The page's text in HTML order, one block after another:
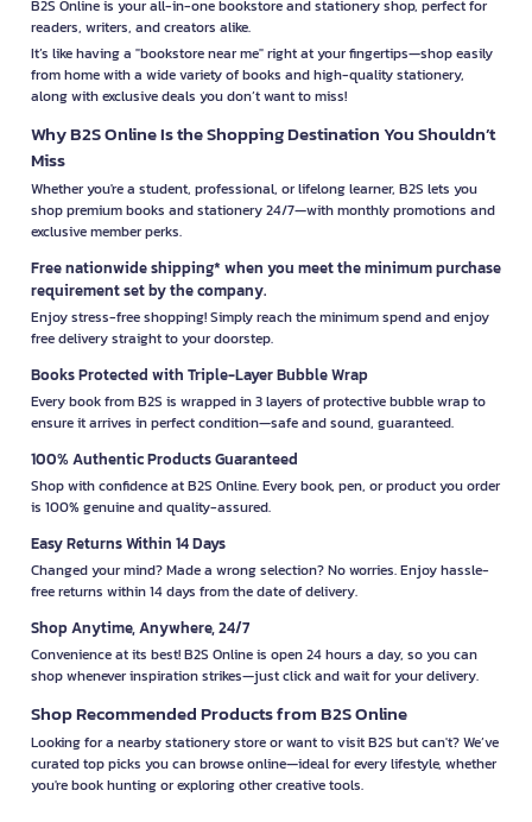
B2S Online is your all-in-one bookstore and stationery shop, perfect for
readers, writers, and creators alike.
It’s like having a "bookstore near me" right at your fingertips—shop easily
from home with a wide variety of books and high-quality stationery,
along with exclusive deals you don’t want to miss!
Why B2S Online Is the Shopping Destination You Shouldn’t
Miss
Whether you're a student, professional, or lifelong learner, B2S lets you
shop premium books and stationery 24/7—with monthly promotions and
exclusive member perks.
Free nationwide shipping* when you meet the minimum purchase
requirement set by the company.
Enjoy stress-free shopping! Simply reach the minimum spend and enjoy
free delivery straight to your doorstep.
Books Protected with Triple-Layer Bubble Wrap
Every book from B2S is wrapped in 3 layers of protective bubble wrap to
ensure it arrives in perfect condition—safe and sound, guaranteed.
100% Authentic Products Guaranteed
Shop with confidence at B2S Online. Every book, pen, or product you order
is 100% genuine and quality-assured.
Easy Returns Within 14 Days
Changed your mind? Made a wrong selection? No worries. Enjoy hassle-
free returns within 14 days from the date of delivery.
Shop Anytime, Anywhere, 24/7
Convenience at its best! B2S Online is open 24 hours a day, so you can
shop whenever inspiration strikes—just click and wait for your delivery.
Shop Recommended Products from B2S Online
Looking for a nearby stationery store or want to visit B2S but can't? We’ve
curated top picks you can browse online—ideal for every lifestyle, whether
you're book hunting or exploring other creative tools.